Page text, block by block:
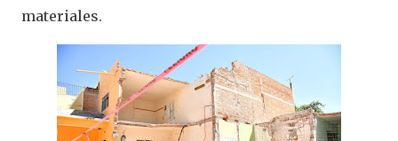
materiales.